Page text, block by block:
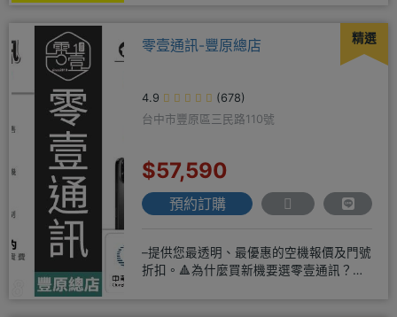
精選
零壹通訊-豐原總店
4.9
(678)
台中市豐原區三民路110號
$57,590
預約訂購
–提供您最透明、最優惠的空機報價及門號
折扣。🔺為什麼買新機要選零壹通訊？